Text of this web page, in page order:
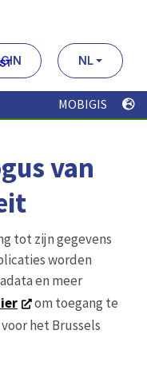
NL
MOBIGIS
van
tot zijn gegevens
worden
en meer
om toegang te
het Brussels